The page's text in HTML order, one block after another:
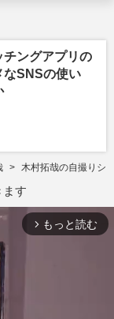
ングアプリの
なSNSの使い
木村拓哉の自撮りシ
ます
arrow_forward_ios もっと読む